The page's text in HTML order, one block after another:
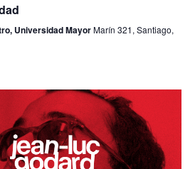
Universidad MayorMarín 321, Santiago,